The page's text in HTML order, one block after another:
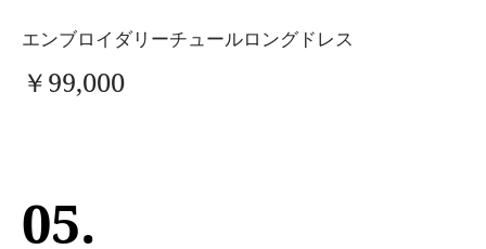
エンブロイダリーチュールロングドレス
￥99,000
05.